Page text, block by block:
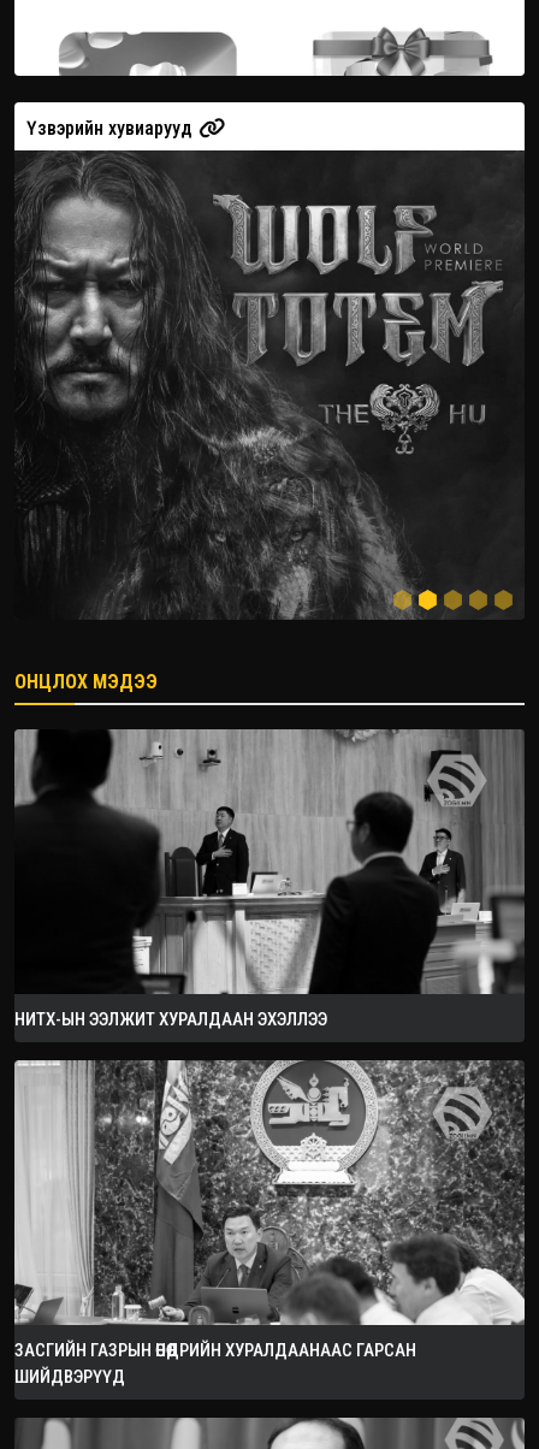
Үзвэрийн хувиарууд
2026.08.08
ОНЦЛОХ МЭДЭЭ
НИТХ-ЫН ЭЭЛЖИТ ХУРАЛДААН ЭХЭЛЛЭЭ
ЗАСГИЙН ГАЗРЫН ӨНӨӨДРИЙН ХУРАЛДААНААС ГАРСАН
ШИЙДВЭРҮҮД